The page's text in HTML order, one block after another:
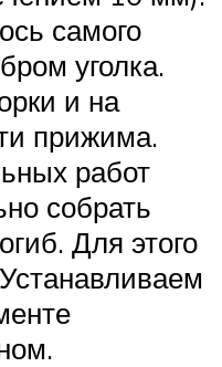
самого
уголка.
и на
прижима.
работ
собрать
Для этого